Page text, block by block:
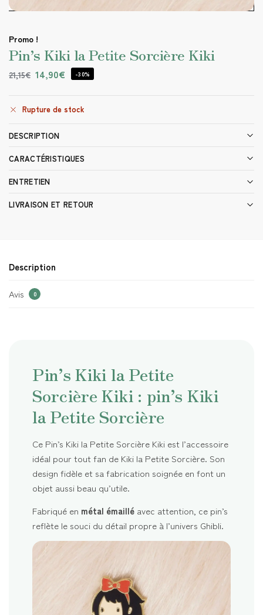
Promo !
Pin’s Kiki la Petite Sorcière Kiki
21,15€ 14,90€ -30%
Rupture de stock
DESCRIPTION
CARACTÉRISTIQUES
ENTRETIEN
LIVRAISON ET RETOUR
Description
Avis 0
Pin’s Kiki la Petite
Sorcière Kiki : pin’s Kiki
la Petite Sorcière
Ce Pin’s Kiki la Petite Sorcière Kiki est l’accessoire
idéal pour tout fan de Kiki la Petite Sorcière. Son
design fidèle et sa fabrication soignée en font un
objet aussi beau qu’utile.
Fabriqué en métal émaillé avec attention, ce pin’s
reflète le souci du détail propre à l’univers Ghibli.